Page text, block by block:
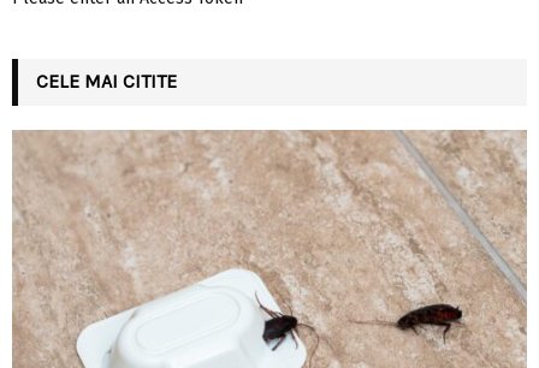
CELE MAI CITITE